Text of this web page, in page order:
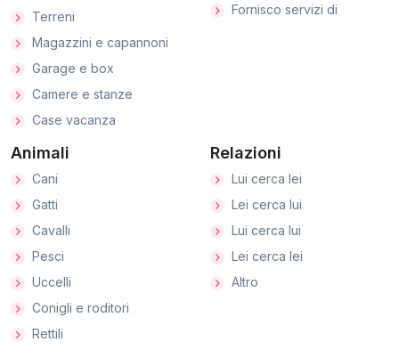
Terreni
Magazzini e capannoni
Garage e box
Camere e stanze
Case vacanza
Fornisco servizi di
Animali
Cani
Gatti
Cavalli
Pesci
Uccelli
Conigli e roditori
Rettili
Relazioni
Lui cerca lei
Lei cerca lui
Lui cerca lui
Lei cerca lei
Altro